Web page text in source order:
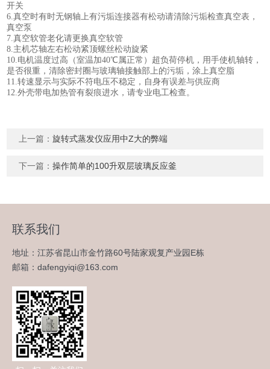
开关
6.真空时有时无钢轴上有污垢连接器有松动请清除污垢检查真空表，
真空泵
7.真空软管老化请更换真空软管
8. 主机芯轴左右松动紧顶螺丝松动旋紧
10. 电机温度过高（室温加40℃属正常）超负荷停机，用手使机轴转，
是否很重，清除密封圈与玻璃轴接触部上的污垢，涂上真空脂
11.转速显示与实际不符电压不稳定，自身有误差与供应商
12.外壳带电加热管有裂痕进水，请专业电工检查。
上一篇：旋转式蒸发仪应用中Z大的弊端
下一篇：操作简单的100升双层玻璃反应釜
联系我们
地址：江苏省昆山市金竹路60号陆家观复产业园E栋
邮箱：dafengyiqi@163.com